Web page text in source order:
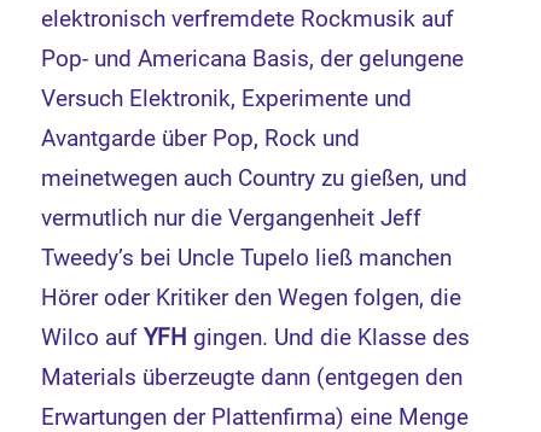
elektronisch verfremdete Rockmusik auf
Pop- und Americana Basis, der gelungene
Versuch Elektronik, Experimente und
Avantgarde über Pop, Rock und
meinetwegen auch Country zu gießen, und
vermutlich nur die Vergangenheit Jeff
Tweedy’s bei Uncle Tupelo ließ manchen
Hörer oder Kritiker den Wegen folgen, die
Wilco aufYFH gingen. Und die Klasse des
Materials überzeugte dann (entgegen den
Erwartungen der Plattenfirma) eine Menge